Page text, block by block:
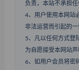
负责，本站不承担任
4、用户使用本网站
非法运营而引起的一
5、凡以任何方式登
为自愿接受本网站声
6、如用户会员将密